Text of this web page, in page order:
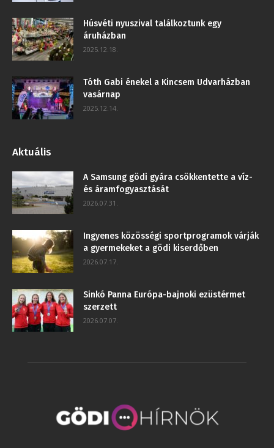
Húsvéti nyuszival találkoztunk egy
áruházban
2025.12.18.
Tóth Gabi énekel a Kincsem Udvarházban
vasárnap
2025.12.14.
Aktuális
A Samsung gödi gyára csökkentette a víz-
és áramfogyasztását
2026.07.31.
Ingyenes közösségi sportprogramok várják
a gyermekeket a gödi kiserdőben
2026.07.17.
Sinkó Panna Európa-bajnoki ezüstérmet
szerzett
2026.07.07.